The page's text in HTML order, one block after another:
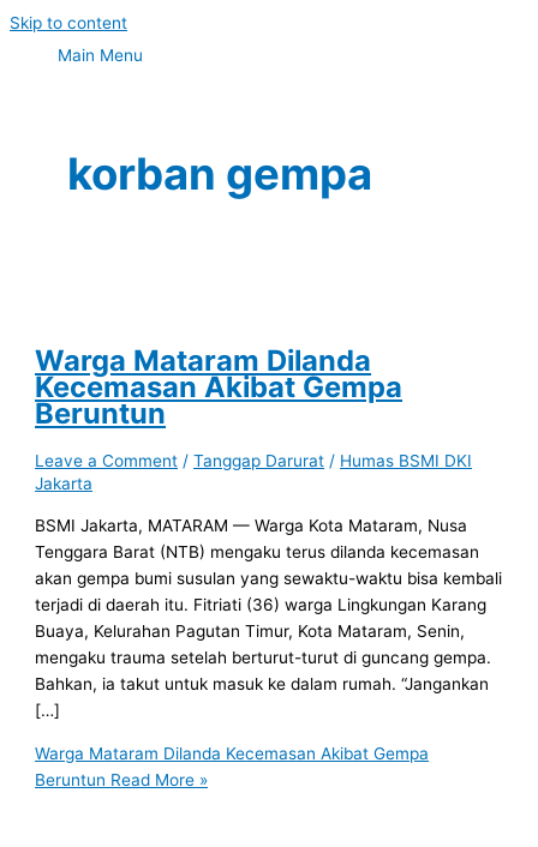
Skip to content
Main Menu
korban gempa
Warga Mataram Dilanda
Kecemasan Akibat Gempa
Beruntun
Leave a Comment /Tanggap Darurat / Humas BSMI DKI
Jakarta
BSMI Jakarta, MATARAM — Warga Kota Mataram, Nusa
Tenggara Barat (NTB) mengaku terus dilanda kecemasan
akan gempa bumi susulan yang sewaktu-waktu bisa kembali
terjadi di daerah itu. Fitriati (36) warga Lingkungan Karang
Buaya, Kelurahan Pagutan Timur, Kota Mataram, Senin,
mengaku trauma setelah berturut-turut di guncang gempa.
Bahkan, ia takut untuk masuk ke dalam rumah. “Jangankan
[…]
Warga Mataram Dilanda Kecemasan Akibat Gempa
Beruntun Read More »